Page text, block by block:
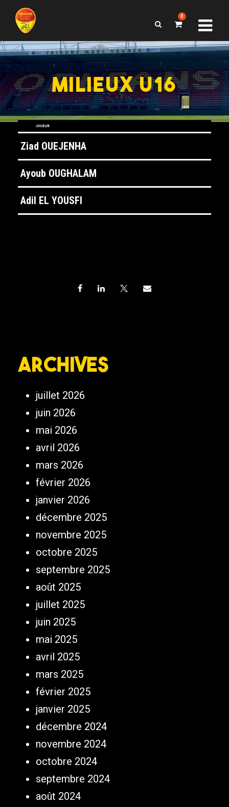
0
MILIEUX U16
MILIEUX U16
JOUEUR
Ziad OUEJENHA
Ayoub OUGHALAM
Adil EL YOUSFI
Archives
juillet 2026
juin 2026
mai 2026
avril 2026
mars 2026
février 2026
janvier 2026
décembre 2025
novembre 2025
octobre 2025
septembre 2025
août 2025
juillet 2025
juin 2025
mai 2025
avril 2025
mars 2025
février 2025
janvier 2025
décembre 2024
novembre 2024
octobre 2024
septembre 2024
août 2024